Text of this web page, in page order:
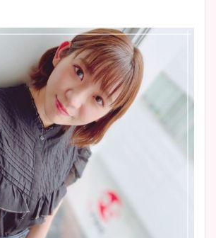
池谷実悠アナのメガネ画像が
かわいい！カップや水着姿も
まとめた！
清水麻椰アナのかわいい画
像！身長やカップ、同期や
wikiプロフもチェック！
大家彩香アナのかわいいカッ
プ画像まとめ！同期や実家に
安藤萌々アナのカップ画像や